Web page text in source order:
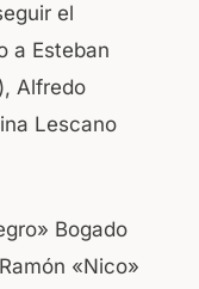
el
a Esteban
Alfredo
Lescano
Bogado
«Nico»